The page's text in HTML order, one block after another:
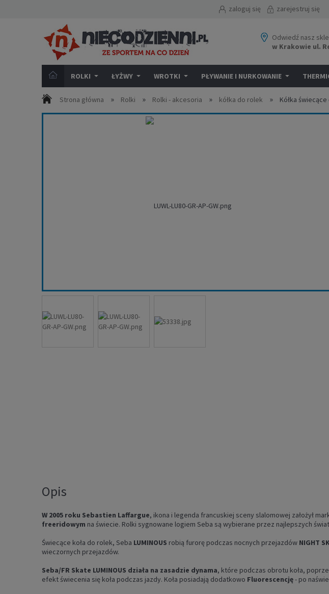
zaloguj się zarejestruj się
Odwiedź nasz
w Krakowie ul.
ROLKI ŁYŻWY WROTKI PŁYWANIE I NURKOWANIE
Strona główna » Rolki » Rolki - akcesoria » kółka do rolek » Kółka
Opis
W 2005 roku Sebastien Laffargue, ikona i legenda francuskiej sceny slalomowej założył
freeridowym na świecie. Rolki sygnowane logiem Seba są wybierane przez najlepszych
Świecące koła do rolek, Seba LUMINOUS robią furorę podczas nocnych przejazdów NIGHT
wieczornych przejazdów.
Seba/FR Skate LUMINOUS działa na zasadzie dynama, które podczas obrotu koła,
efekt świecenia się koła podczas jazdy. Koła posiadają dodatkowo Fluorescencję- po